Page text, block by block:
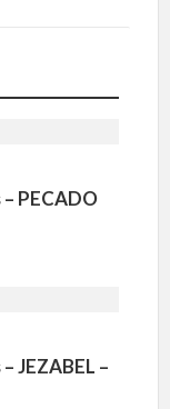
PECADO
JEZABEL –